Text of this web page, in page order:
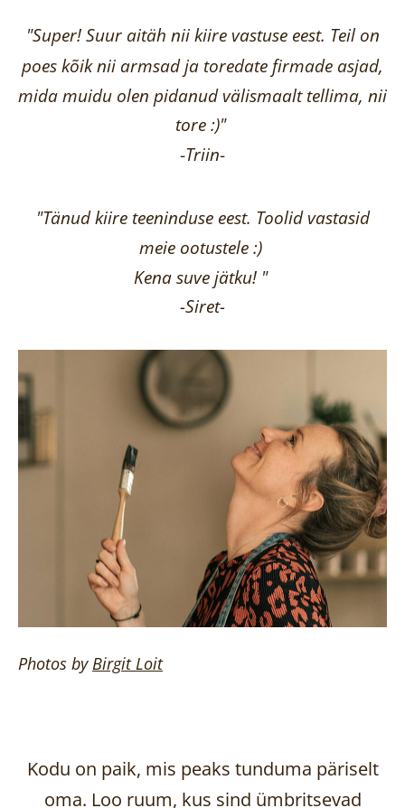
"Super! Suur aitäh nii kiire vastuse eest. Teil on
poes kõik nii armsad ja toredate firmade asjad,
mida muidu olen pidanud välismaalt tellima, nii
tore :)"
-Triin-
"Tänud kiire teeninduse eest. Toolid vastasid
meie ootustele :)
Kena suve jätku! "
-Siret-
Photos byBirgitLoit
Kodu on paik, mis peaks tunduma päriselt
oma. Loo ruum, kus sind ümbritsevad